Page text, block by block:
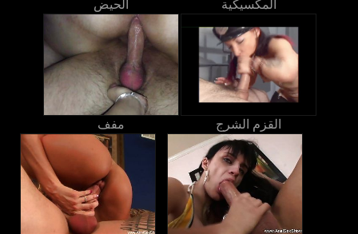
الحيض المكسيكية
مفف القزم الشرج